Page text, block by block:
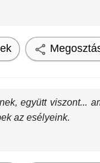
együtt viszont...
az esélyeink.